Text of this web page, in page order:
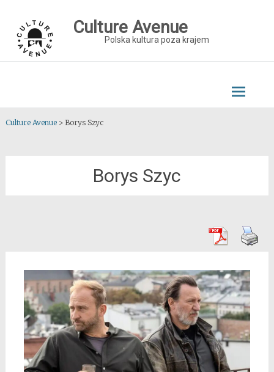
content
Culture Avenue
Polska kultura poza krajem
Culture Avenue> Borys Szyc
Borys Szyc